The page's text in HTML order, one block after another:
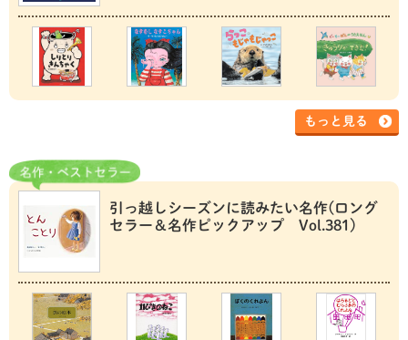
もっと見る
引っ越しシーズンに読みたい名作(ロング
セラー＆名作ピックアップ Vol.381)